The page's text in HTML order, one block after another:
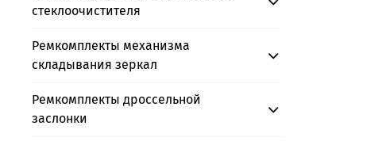
стеклоочистителя
Ремкомплекты механизма
складывания зеркал
Ремкомплекты дроссельной
заслонки